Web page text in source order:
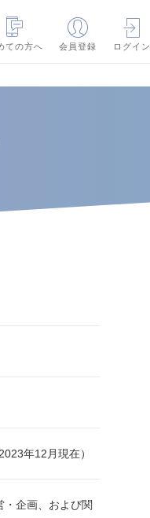
ての方へ
会員登録 ログイン
年12月現在）
・企画、および関